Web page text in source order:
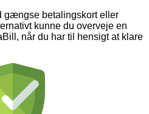
gængse betalingskort eller
kunne du overveje en
når du har til hensigt at klare